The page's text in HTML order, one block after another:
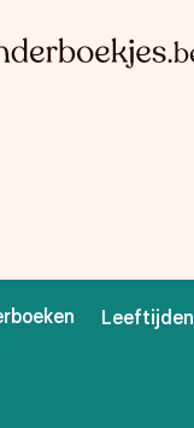
Leeftijden
onze acties?